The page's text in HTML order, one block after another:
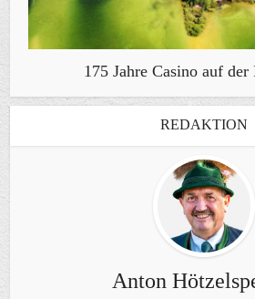
175 Jahre Casino auf der
REDAKTION
Anton